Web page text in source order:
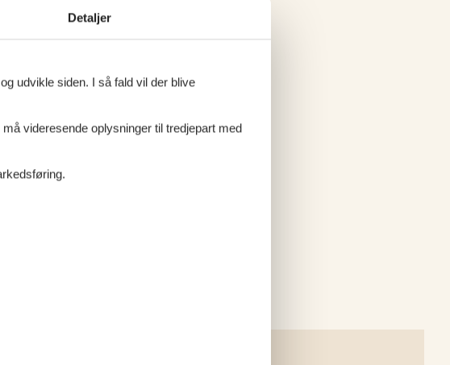
Detaljer
udvikle siden. I så fald vil der blive
videresende oplysninger til tredjepart med